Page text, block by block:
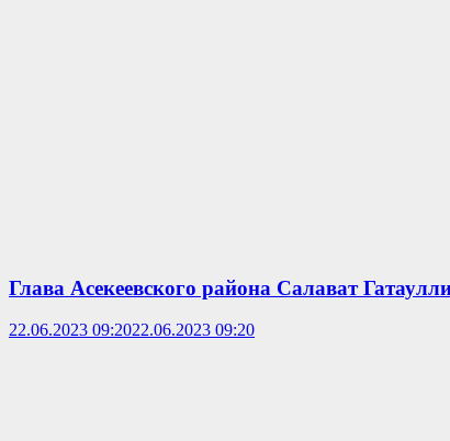
Глава Асекеевского района Салават
22.06.2023 09:2022.06.2023 09:20